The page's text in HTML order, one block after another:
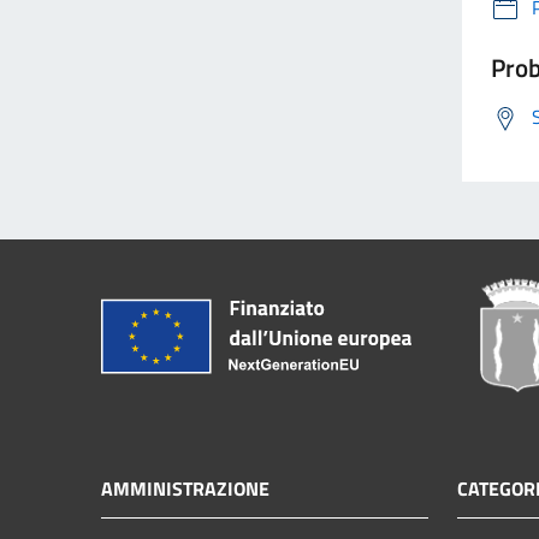
AMMINISTRAZIONE